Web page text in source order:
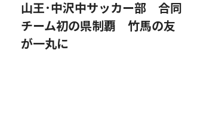
山王･中沢中サッカー部 合同
チーム初の県制覇 竹馬の友
が一丸に